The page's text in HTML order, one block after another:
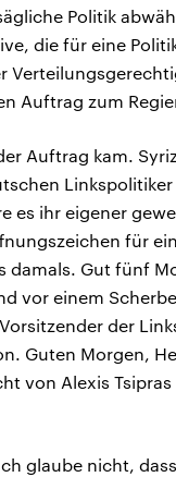
Politik
die für eine
Auftrag zum
Auftrag kam.
es ihr eigener
für
damals. Gut fünf
vor einem
der
Guten Morgen,
von Alexis
glaube nicht,